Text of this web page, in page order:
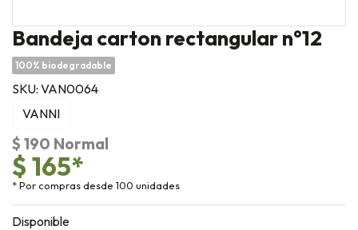
Bandeja carton rectangular n°12
100% biodegradable
SKU: VAN0064
VANNI
$ 190 Normal
$ 165*
* Por compras desde 100 unidades
Disponible